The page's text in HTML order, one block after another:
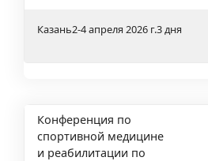
Казань2-4 апреля 2026 г.3 дня
Конференция по
спортивной медицине
и реабилитации по